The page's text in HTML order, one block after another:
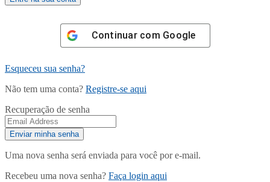
Continuar com Google
Esqueceu sua senha?
Não tem uma conta? Registre-se aqui
Recuperação de senha
Uma nova senha será enviada para você por e-mail.
Recebeu uma nova senha? Faça login aqui